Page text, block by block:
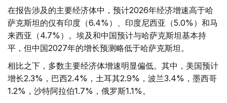
在报告涉及的主要经济体中，预计2026年经济增速高于哈
萨克斯坦的仅有印度（6.4%）、印度尼西亚（5.0%）和马
来西亚（4.7%）。埃及和中国预计与哈萨克斯坦基本持
平，但中国2027年的增长预测略低于哈萨克斯坦。
相比之下，多数主要经济体增速明显偏低。其中，美国预计
增长2.3%，巴西2.4%，土耳其2.9%，波兰3.4%，墨西哥
1.2%，沙特阿拉伯1.7%，俄罗斯1.1%。